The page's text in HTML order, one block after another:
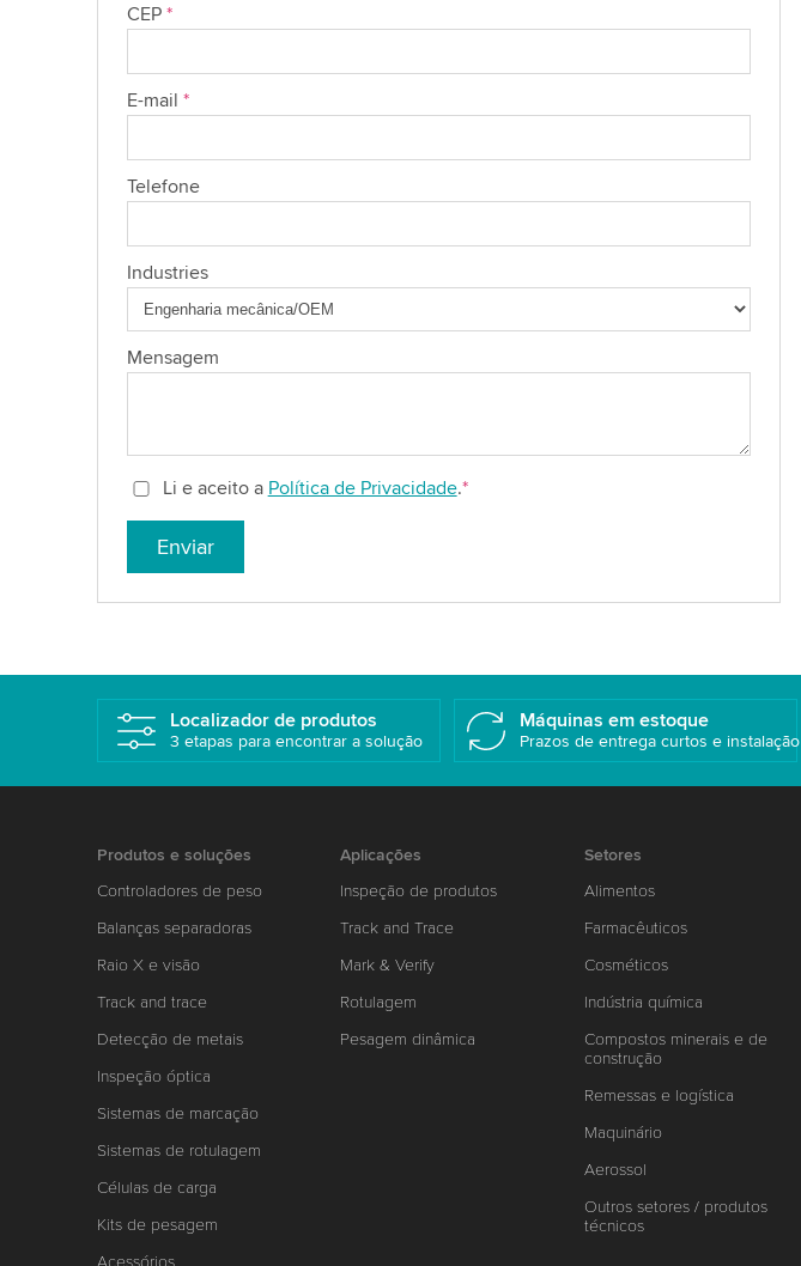
CEP *
E-mail *
Telefone
Industries
Mensagem
Li e aceito a Política de Privacidade.*
Enviar
Localizador de produtos
3 etapas para encontrar a solução
Máquinas em estoque
Prazos de entrega curtos e instalação
Produtos e soluções
Controladores de peso
Balanças separadoras
Raio X e visão
Track and trace
Detecção de metais
Inspeção óptica
Sistemas de marcação
Sistemas de rotulagem
Células de carga
Kits de pesagem
Acessórios
Aplicações
Inspeção de produtos
Track and Trace
Mark & Verify
Rotulagem
Pesagem dinâmica
Setores
Alimentos
Farmacêuticos
Cosméticos
Indústria química
Compostos minerais e de
construção
Remessas e logística
Maquinário
Aerossol
Outros setores / produtos
técnicos